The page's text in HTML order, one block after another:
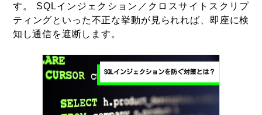
す。 SQLインジェクション／クロスサイトスクリプ
ティングといった不正な挙動が見られれば、即座に検
知し通信を遮断します。